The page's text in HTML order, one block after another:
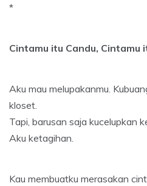
*
Cintamu itu Candu, Cintamu
Aku mau melupakanmu.
kloset.
Tapi, barusan saja kucelupkan
Aku ketagihan.
Kau membuatku merasakan